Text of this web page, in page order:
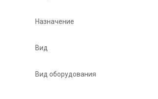
Назначение
Вид
Вид оборудования